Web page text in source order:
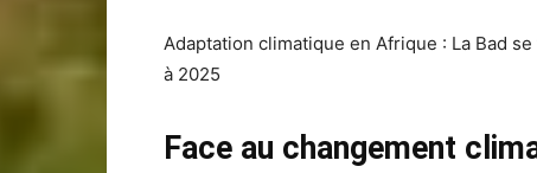
Adaptation climatique en Afrique : La Bad
à 2025
Face au changement